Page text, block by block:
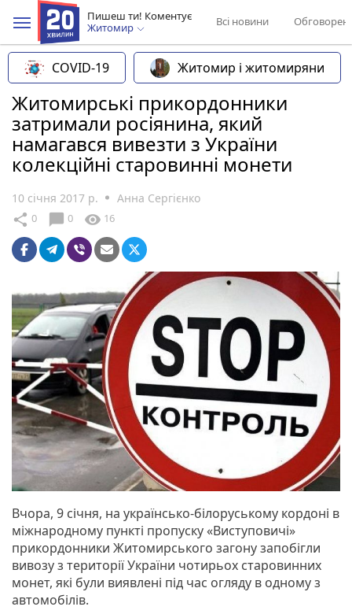
Пишеш ти! Коментує
Житомир
Всі новини
COVID-19 Житомир і житомиряни
Житомирські прикордонники
затримали росіянина, який
намагався вивезти з України
колекційні старовинні монети
10 січня 2017 р. Анна Сергієнко
share 0 chat_bubble 0 visibility 16
Вчора, 9 січня, на українсько-білоруському кордоні в
міжнародному пункті пропуску «Виступовичі»
прикордонники Житомирського загону запобігли
вивозу з території України чотирьох старовинних
монет, які були виявлені під час огляду в одному з
автомобілів.